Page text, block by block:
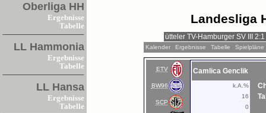
Oberliga HH
Ergebnisse
Tabelle
LL Hammonia
Ergebnisse
Tabelle
LL Hansa
Ergebnisse
Tabelle
Landesliga
Kalender Ergebnisse Tabelle Spielpläne
ETV
BW96
SCP
Camlica Genclik
k.A.%
16
0